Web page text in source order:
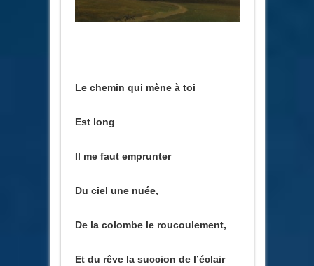
Le chemin qui mène à toi
Est long
Il me faut emprunter
Du ciel une nuée,
De la colombe le roucoulement,
Et du rêve la succion de l’éclair